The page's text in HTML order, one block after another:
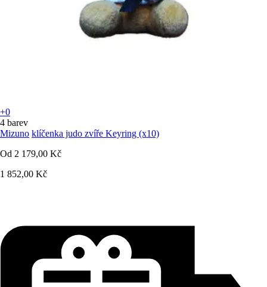
+0
4 barev
Mizuno klíčenka judo zvíře Keyring (x10)
Od 2 179,00 Kč
1 852,00 Kč